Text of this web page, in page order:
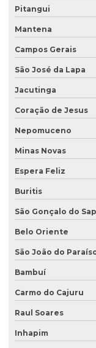
Licenciamento
Licenciamento
Licenciamento
Licenciamento
Licenciamento
Licenciamento
Licenciamento
Licenciamento
Licenciamento
Licenciamento
Licenciamento
Licenciamento
Monitoramento de
Monitoramento de
Passivo ambiental
Pitangui
Mantena
Campos Gerais
São José da Lapa
Jacutinga
Coração de Jesus
Nepomuceno
Minas Novas
Espera Feliz
Buritis
São Gonçalo do
Belo Oriente
São João do
Bambuí
Carmo do Cajuru
Raul Soares
Inhapim